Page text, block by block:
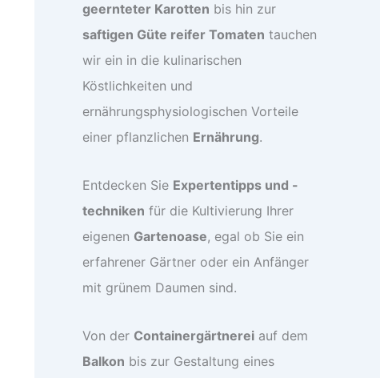
geernteter Karotten bis hin zur
saftigen Güte reifer Tomaten tauchen
wir ein in die kulinarischen
Köstlichkeiten und
ernährungsphysiologischen Vorteile
einer pflanzlichen Ernährung.
Entdecken Sie Expertentipps und -
techniken für die Kultivierung Ihrer
eigenen Gartenoase, egal ob Sie ein
erfahrener Gärtner oder ein Anfänger
mit grünem Daumen sind.
Von der Containergärtnerei auf dem
Balkon bis zur Gestaltung eines